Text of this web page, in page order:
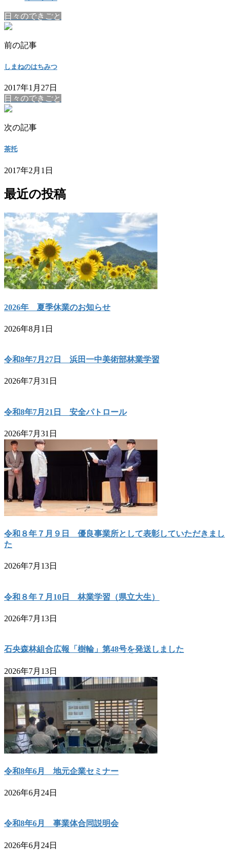
日々のできごと
前の記事
しまねのはちみつ
2017年1月27日
日々のできごと
次の記事
茶托
2017年2月1日
最近の投稿
2026年 夏季休業のお知らせ
2026年8月1日
令和8年7月27日 浜田一中美術部林業学習
2026年7月31日
令和8年7月21日 安全パトロール
2026年7月31日
令和８年７月９日 優良事業所として表彰していただきまし
た
2026年7月13日
令和８年７月10日 林業学習（県立大生）
2026年7月13日
石央森林組合広報「樹輪」第48号を発送しました
2026年7月13日
令和8年6月 地元企業セミナー
2026年6月24日
令和8年6月 事業体合同説明会
2026年6月24日